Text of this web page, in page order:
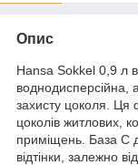
Опис
Hansa Sokkel 0,9 л
воднодисперсійна,
захисту цоколя. Ця
цоколів житлових,
приміщень. База C
відтінки, залежно